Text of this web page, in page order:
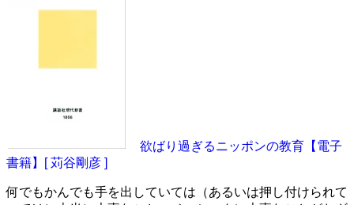
欲ばり過ぎるニッポンの教育【電子
書籍】[ 苅谷剛彦 ]
何でもかんでも手を出していては（あるいは押し付けられて